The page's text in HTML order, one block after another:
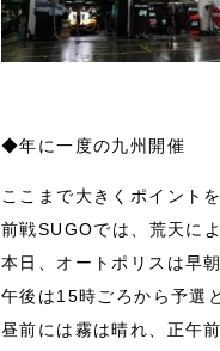
◆年に一度の九州開催
ここまで大きくポイント
前戦SUGOでは、荒天に
本日、オートポリスは早
午後は15時ごろから予選
昼前には霧は晴れ、正午